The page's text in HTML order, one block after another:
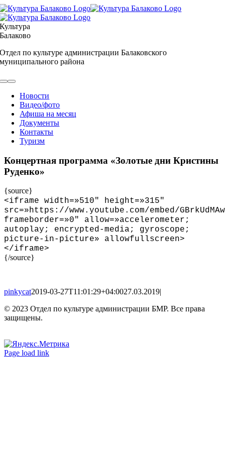
Skip
to
content
Культура
Балаково
Отдел по культуре администрации Балаковского
муниципального района
Toggle
NavigationНовости
Видео/фото
Афиша на месяц
Документы
Контакты
Туризм
Концертная программа «Золотые дни Кристины
Руденко»
{source}
<iframe width=»510″ height=»315″
src=»https://www.youtube.com/embed/
frameborder=»0″ allow=»accelerometer;
autoplay; encrypted-media; gyroscope;
picture-in-picture» allowfullscreen>
</iframe>
{/source}
pinkycat2019-03-27T11:01:29+04:0027.03.2019|
© 2023 Отдел по культуре администрации БМР. Все права
защищены.
Вконтакте
Одноклассники
Page load link